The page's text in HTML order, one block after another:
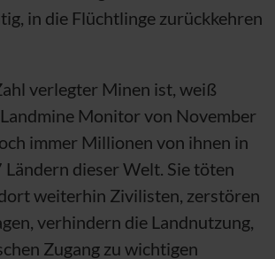
in die Flüchtlinge zurückkehren
verlegter Minen ist, weiß
Monitor von November
immer Millionen von ihnen in
dieser Welt. Sie töten
weiterhin Zivilisten, zerstören
verhindern die Landnutzung,
Zugang zu wichtigen